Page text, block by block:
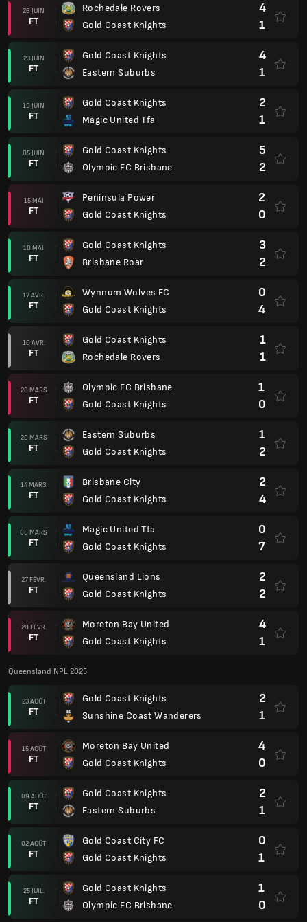
26 JUIN
FT
Rochedale Rovers
Gold Coast Knights
4
1
23 JUIN
FT
Gold Coast Knights
Eastern Suburbs
4
1
19 JUIN
FT
Gold Coast Knights
Magic United Tfa
2
1
05 JUIN
FT
Gold Coast Knights
Olympic FC Brisbane
5
2
15 MAI
FT
Peninsula Power
Gold Coast Knights
2
0
10 MAI
FT
Gold Coast Knights
Brisbane Roar
3
2
17 AVR.
FT
Wynnum Wolves FC
Gold Coast Knights
0
4
10 AVR.
FT
Gold Coast Knights
Rochedale Rovers
1
1
28 MARS
FT
Olympic FC Brisbane
Gold Coast Knights
1
0
20 MARS
FT
Eastern Suburbs
Gold Coast Knights
1
2
14 MARS
FT
Brisbane City
Gold Coast Knights
2
4
08 MARS
FT
Magic United Tfa
Gold Coast Knights
0
7
27 FÉVR.
FT
Queensland Lions
Gold Coast Knights
2
2
20 FÉVR.
FT
Moreton Bay United
Gold Coast Knights
4
1
Queensland NPL 2025
23 AOÛT
FT
Gold Coast Knights
Sunshine Coast Wanderers
2
1
15 AOÛT
FT
Moreton Bay United
Gold Coast Knights
4
0
09 AOÛT
FT
Gold Coast Knights
Eastern Suburbs
2
1
02 AOÛT
FT
Gold Coast City FC
Gold Coast Knights
0
1
25 JUIL.
FT
Gold Coast Knights
Olympic FC Brisbane
1
0